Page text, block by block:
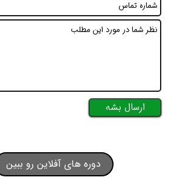
ارسال بشه
دوره های آفلاین رو ببین